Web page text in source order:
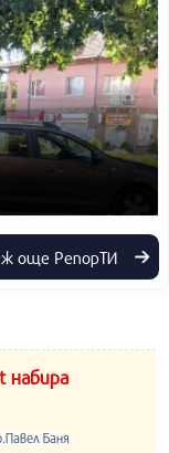
още РепорТИ
набира
Баня